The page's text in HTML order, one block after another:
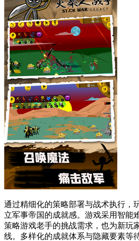
通过精细化的策略部署与战术执行，
立军事帝国的成就感。游戏采用智能
策略游戏老手的挑战需求，也为新玩
线。多样化的成就体系与隐藏要素等